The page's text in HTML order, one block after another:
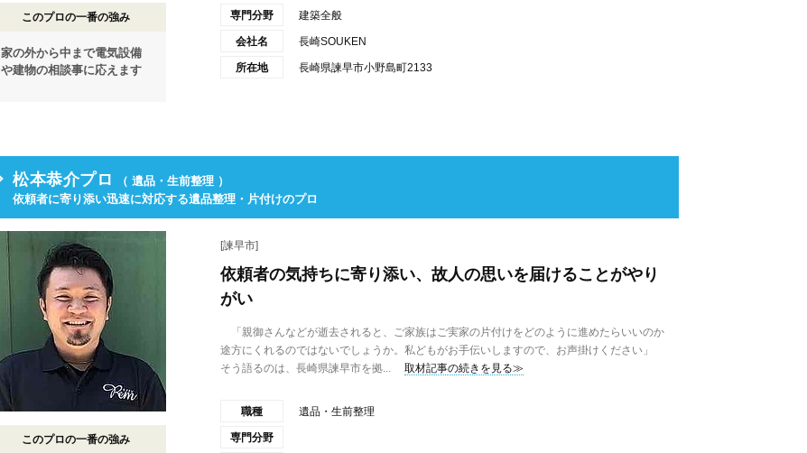
このプロの一番の強み
家の外から中まで電気設備
や建物の相談事に応えます
専門分野 建築全般
会社名 長崎SOUKEN
所在地 長崎県諫早市小野島町2133
松本恭介プロ
（ 遺品・生前整理 ）
依頼者に寄り添い迅速に対応する遺品整理・片付けのプロ
このプロの一番の強み
[諫早市]
依頼者の気持ちに寄り添い、故人の思いを届けることがやり
がい
「親御さんなどが逝去されると、ご家族はご実家の片付けをどのように進めたらいいのか
途方にくれるのではないでしょうか。私どもがお手伝いしますので、お声掛けください」
そう語るのは、長崎県諫早市を拠...
取材記事の続きを見る≫
職種 遺品・生前整理
専門分野